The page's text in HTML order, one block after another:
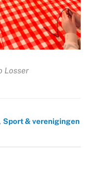
Losser
Sport & verenigingen